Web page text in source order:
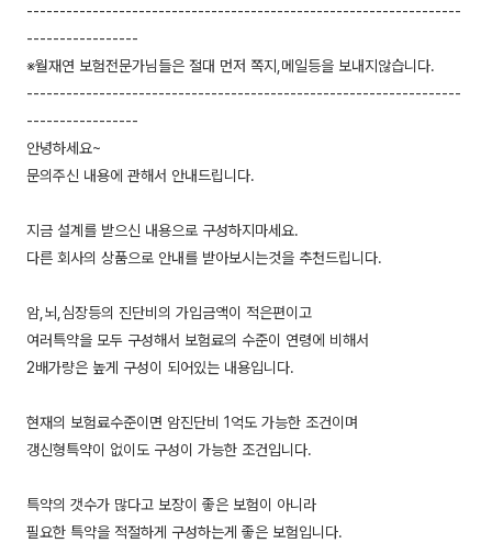
------------------------------------------------------------------
-----------------
※월재연 보험전문가님들은 절대 먼저 쪽지,메일등을 보내지않습니다.
------------------------------------------------------------------
-----------------
안녕하세요~
문의주신 내용에 관해서 안내드립니다.
지금 설계를 받으신 내용으로 구성하지마세요.
다른 회사의 상품으로 안내를 받아보시는것을 추천드립니다.
암,뇌,심장등의 진단비의 가입금액이 적은편이고
여러특약을 모두 구성해서 보험료의 수준이 연령에 비해서
2배가량은 높게 구성이 되어있는 내용입니다.
현재의 보험료수준이면 암진단비 1억도 가능한 조건이며
갱신형특약이 없이도 구성이 가능한 조건입니다.
특약의 갯수가 많다고 보장이 좋은 보험이 아니라
필요한 특약을 적절하게 구성하는게 좋은 보험입니다.